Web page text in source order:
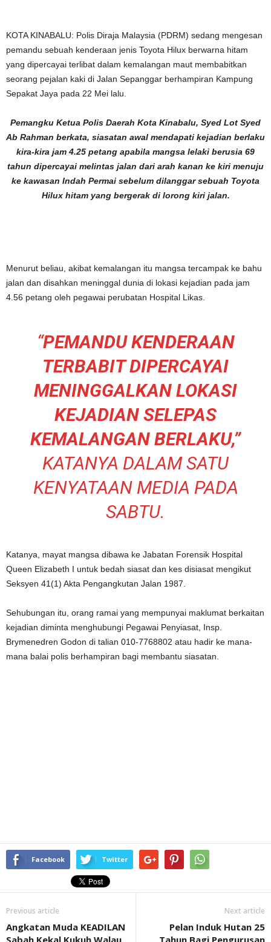
KOTA KINABALU: Polis Diraja Malaysia (PDRM) sedang mengesan
pemandu sebuah kenderaan jenis Toyota Hilux berwarna hitam
yang dipercayai terlibat dalam kemalangan maut membabitkan
seorang pejalan kaki di Jalan Sepanggar berhampiran Kampung
Sepakat Jaya pada 22 Mei lalu.
Pemangku Ketua Polis Daerah Kota Kinabalu, Syed Lot Syed
Ab Rahman berkata, siasatan awal mendapati kejadian berlaku
kira-kira jam 4.25 petang apabila mangsa lelaki berusia 69
tahun dipercayai melintas jalan dari arah kanan ke kiri menuju
ke kawasan Indah Permai sebelum dilanggar sebuah Toyota
Hilux hitam yang bergerak di lorong kiri jalan.
Menurut beliau, akibat kemalangan itu mangsa tercampak ke bahu
jalan dan disahkan meninggal dunia di lokasi kejadian pada jam
4.56 petang oleh pegawai perubatan Hospital Likas.
“PEMANDU KENDERAAN
TERBABIT DIPERCAYAI
MENINGGALKAN LOKASI
KEJADIAN SELEPAS
KEMALANGAN BERLAKU,”
KATANYA DALAM SATU
KENYATAAN MEDIA PADA
SABTU.
Katanya, mayat mangsa dibawa ke Jabatan Forensik Hospital
Queen Elizabeth I untuk bedah siasat dan kes disiasat mengikut
Seksyen 41(1) Akta Pengangkutan Jalan 1987.
Sehubungan itu, orang ramai yang mempunyai maklumat berkaitan
kejadian diminta menghubungi Pegawai Penyiasat, Insp.
Brymenedren Godon di talian 010-7768802 atau hadir ke mana-
mana balai polis berhampiran bagi membantu siasatan.
Facebook Twitter
Previous article
Angkatan Muda KEADILAN
Sabah Kekal Kukuh Walau
Next article
Pelan Induk Hutan 25
Tahun Bagi Pengurusan